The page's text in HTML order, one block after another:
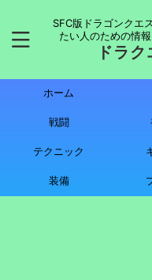
SFC版ドラゴンクエ
たい人のための情
ドラ
ホーム
戦闘
テクニック
装備